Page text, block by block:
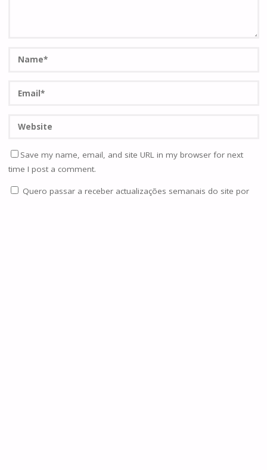
Save my name, email, and site URL in my browser for next
time I post a comment.
Quero passar a receber actualizações semanais do site por